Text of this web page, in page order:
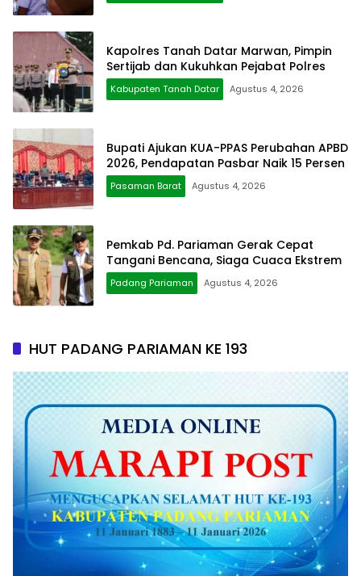
Kapolres Tanah Datar Marwan, Pimpin
Sertijab dan Kukuhkan Pejabat Polres
Kabupaten Tanah Datar Agustus 4, 2026
Bupati Ajukan KUA-PPAS Perubahan APBD
2026, Pendapatan Pasbar Naik 15 Persen
Pasaman Barat Agustus 4, 2026
Pemkab Pd. Pariaman Gerak Cepat
Tangani Bencana, Siaga Cuaca Ekstrem
Padang Pariaman Agustus 4, 2026
HUT PADANG PARIAMAN KE 193